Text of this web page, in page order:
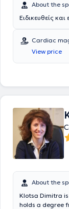
About the
Ειδικευθείς και
Cardiac
View price
About the
Klotsa Dimitra
holds a degree